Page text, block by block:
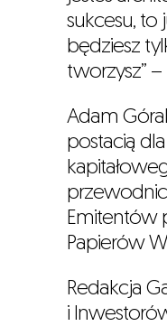
sukcesu, to
będziesz
tworzysz” –
Adam
postacią
Emitentów
Papierów
Redakcja
i